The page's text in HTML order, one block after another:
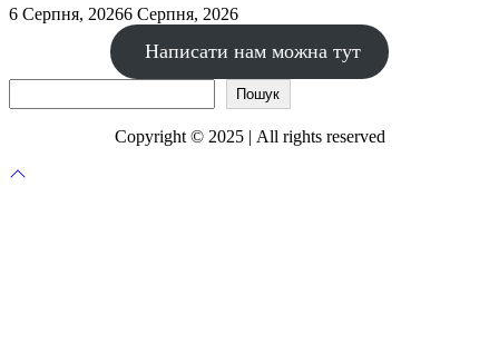
6 Серпня, 20266 Серпня, 2026
Написати нам можна тут
Пошук
Copyright © 2025 | All rights reserved
Прокрутка